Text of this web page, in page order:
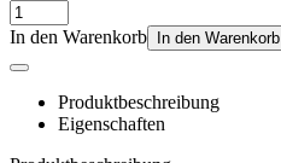
In den Warenkorb In den Warenkorb
Produktbeschreibung
Eigenschaften